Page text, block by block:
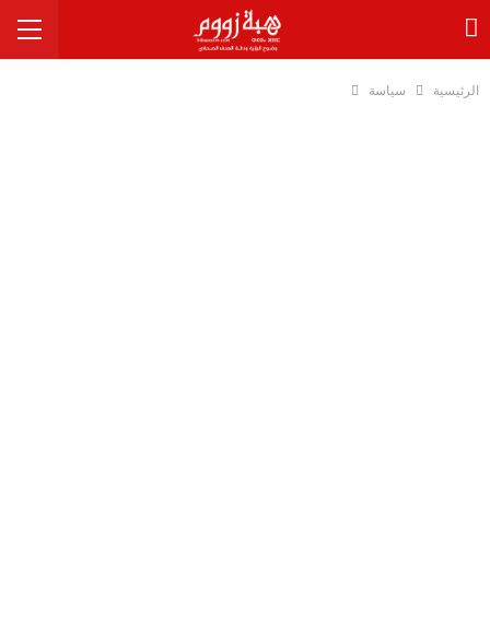
الرئيسية سياسة